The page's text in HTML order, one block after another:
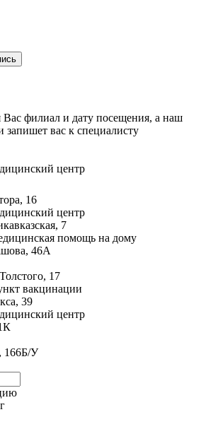
филиал и дату посещения, а наш
запишет вас к специалисту
центр
16
центр
7
помощь на дому
46А
17
вакцинации
39
центр
166Б/У